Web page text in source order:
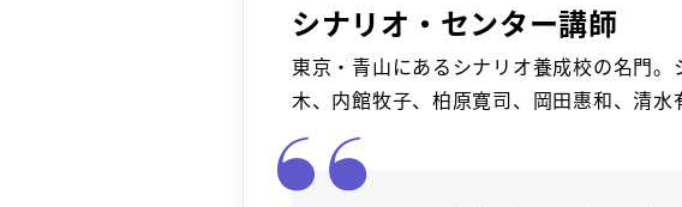
シナリオ・センター講師
東京・青山にあるシナリオ養成校の名門
木、内館牧子、柏原寛司、岡田惠和、清